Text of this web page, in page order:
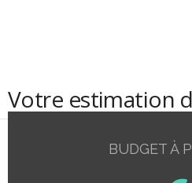
Votre estimation
BUDGET À